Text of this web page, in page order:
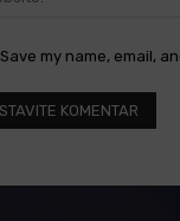
Save my name, email,